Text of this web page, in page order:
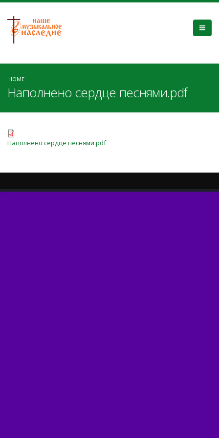
HOME
Наполнено сердце песнями.pdf
Наполнено сердце песнями.pdf